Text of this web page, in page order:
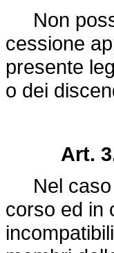
Non
cessione
presente
o dei
Art.
Nel caso
corso ed in